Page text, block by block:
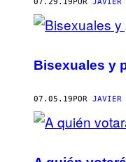
07.29.19 POR JAVIER
Bisexuales y
07.05.19 POR JAVIER